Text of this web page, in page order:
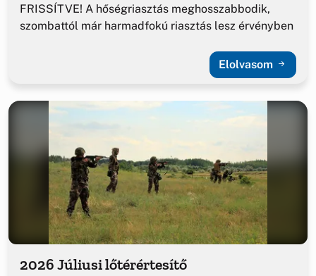
FRISSÍTVE! A hőségriasztás meghosszabbodik,
szombattól már harmadfokú riasztás lesz érvényben
Elolvasom
2026 Júliusi lőtérértesítő